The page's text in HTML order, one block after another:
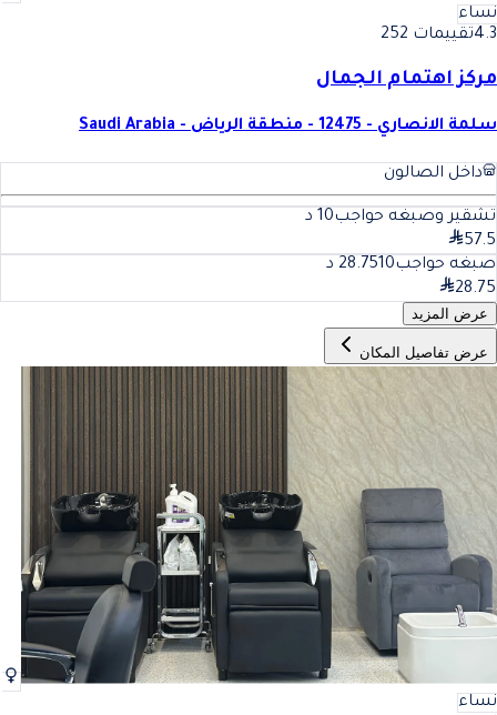
نساء
4.3تقييمات 252
مركز اهتمام الجمال
سلمة الانصاري - 12475 - منطقة الرياض - Saudi Arabia
داخل الصالون
تشقير وصبغه حواجب10 د
57.5
صبغه حواجب28.7510
د
28.75
عرض المزيد
عرض تفاصيل المكان
نساء